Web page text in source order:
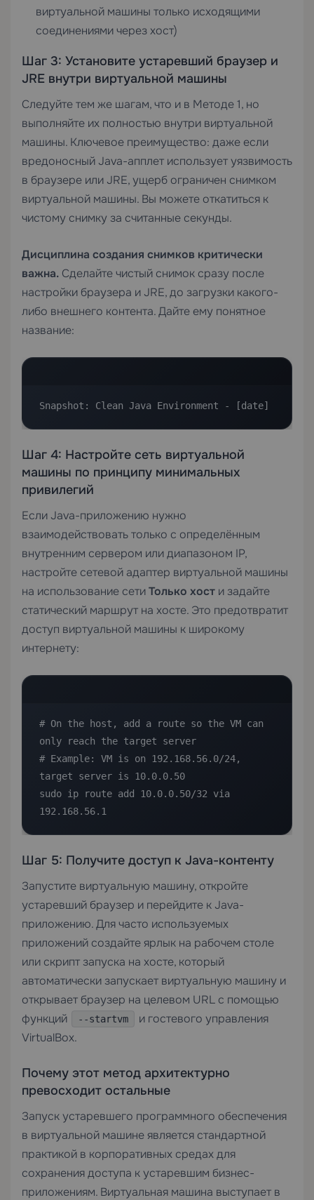
виртуальной машины только исходящими
соединениями через хост)
Шаг 3: Установите устаревший браузер и
JRE внутри виртуальной машины
Следуйте тем же шагам, что и в Методе 1, но
выполняйте их полностью внутри виртуальной
машины. Ключевое преимущество: даже если
вредоносный Java-апплет использует уязвимость
в браузере или JRE, ущерб ограничен снимком
виртуальной машины. Вы можете откатиться к
чистому снимку за считанные секунды.
Дисциплина создания снимков критически
важна. Сделайте чистый снимок сразу после
настройки браузера и JRE, до загрузки какого-
либо внешнего контента. Дайте ему понятное
название:
Snapshot: Clean Java Environment - [date]
Шаг 4: Настройте сеть виртуальной
машины по принципу минимальных
привилегий
Если Java-приложению нужно
взаимодействовать только с определённым
внутренним сервером или диапазоном IP,
настройте сетевой адаптер виртуальной машины
на использование сетиТолько хост и задайте
статический маршрут на хосте. Это предотвратит
доступ виртуальной машины к широкому
интернету:
# On the host, add a route so the VM can
only reach the target server
# Example: VM is on 192.168.56.0/24,
target server is 10.0.0.50
sudo ip route add 10.0.0.50/32 via
192.168.56.1
Шаг 5: Получите доступ к Java-контенту
Запустите виртуальную машину, откройте
устаревший браузер и перейдите к Java-
приложению. Для часто используемых
приложений создайте ярлык на рабочем столе
или скрипт запуска на хосте, который
автоматически запускает виртуальную машину и
открывает браузер на целевом URL с помощью
функций
--startvm
и гостевого управления
VirtualBox.
Почему этот метод архитектурно
превосходит остальные
Запуск устаревшего программного обеспечения
в виртуальной машине является стандартной
практикой в корпоративных средах для
сохранения доступа к устаревшим бизнес-
приложениям. Виртуальная машина выступает в